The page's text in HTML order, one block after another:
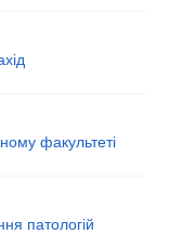
факультеті
патологій